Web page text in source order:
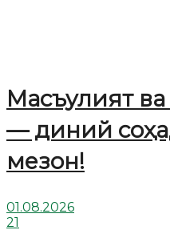
Масъулият
— диний
мезон!
01.08.2026
21